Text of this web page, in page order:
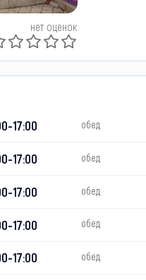
нет оценок
17:00 обед
17:00 обед
17:00 обед
17:00 обед
17:00 обед